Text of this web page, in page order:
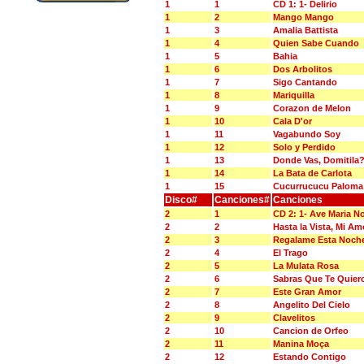
1 1
CD 1: 1- Delirio
1
2
Mango Mango
1
3
Amalia Battista
1
4
Quien Sabe Cuando
1
5
Bahia
1
6
Dos Arbolitos
1
7
Sigo Cantando
1
8
Mariquilla
1
9
Corazon de Melon
1
10
Cala D'or
1
11
Vagabundo Soy
1
12
Solo y Perdido
1
13
Donde Vas, Domitila?
1
14
La Bata de Carlota
1
15 Cucurrucucu Paloma
Disco# Canciones# Canciones
2 1
CD 2: 1- Ave Maria
2
2
Hasta la Vista, Mi
2
3
Regalame Esta
2
4
El Trago
2
5
La Mulata Rosa
2
6
Sabras Que Te
2
7
Este Gran Amor
2
8
Angelito Del Cielo
2
9
Clavelitos
2
10
Cancion de Orfeo
2
11
Manina Moça
2
12 Estando Contigo